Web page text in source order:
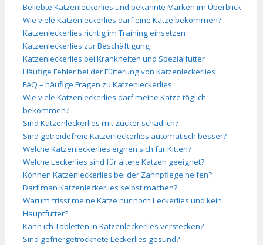
Beliebte Katzenleckerlies und bekannte Marken im Überblick
Wie viele Katzenleckerlies darf eine Katze bekommen?
Katzenleckerlies richtig im Training einsetzen
Katzenleckerlies zur Beschäftigung
Katzenleckerlies bei Krankheiten und Spezialfutter
Häufige Fehler bei der Fütterung von Katzenleckerlies
FAQ – häufige Fragen zu Katzenleckerlies
Wie viele Katzenleckerlies darf meine Katze täglich
bekommen?
Sind Katzenleckerlies mit Zucker schädlich?
Sind getreidefreie Katzenleckerlies automatisch besser?
Welche Katzenleckerlies eignen sich für Kitten?
Welche Leckerlies sind für ältere Katzen geeignet?
Können Katzenleckerlies bei der Zahnpflege helfen?
Darf man Katzenleckerlies selbst machen?
Warum frisst meine Katze nur noch Leckerlies und kein
Hauptfutter?
Kann ich Tabletten in Katzenleckerlies verstecken?
Sind gefriergetrocknete Leckerlies gesund?